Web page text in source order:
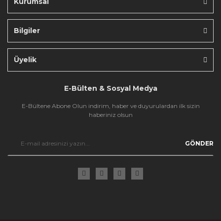
Bilgiler
Üyelik
E-Bülten & Sosyal Medya
E-Bültene Abone Olun indirim, haber ve duyurulardan ilk sizin
haberiniz olsun
GÖNDER